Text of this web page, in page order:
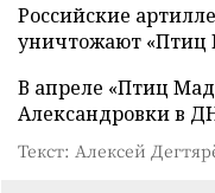
Российские
уничтожают «Птиц
В апреле «Птиц
Александровки в
Текст: Алексей